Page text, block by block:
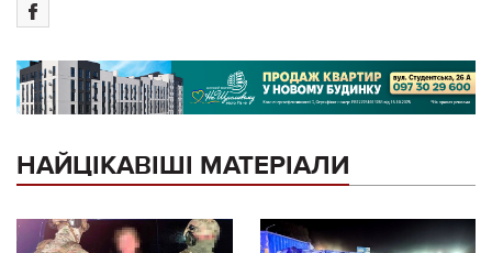
НАЙЦІКАВІШІ МАТЕРІАЛИ